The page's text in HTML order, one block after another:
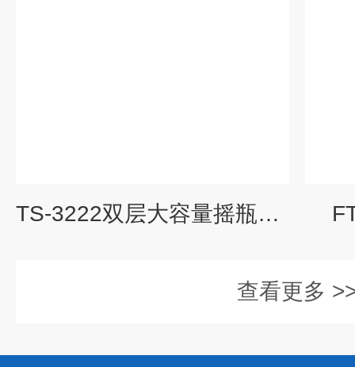
TS-3222双层大容量摇瓶机价格
查看更多